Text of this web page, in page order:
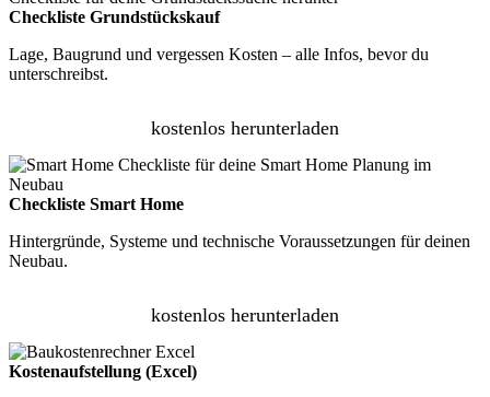
Checkliste Grundstückskauf
Lage, Baugrund und vergessen Kosten – alle Infos, bevor du
unterschreibst.
kostenlos herunterladen
Checkliste Smart Home
Hintergründe, Systeme und technische Voraussetzungen für deinen
Neubau.
kostenlos herunterladen
Kostenaufstellung (Excel)